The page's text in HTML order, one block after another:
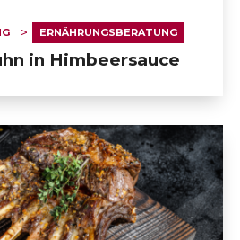
ERNÄHRUNGSBERATUNG
in Himbeersauce